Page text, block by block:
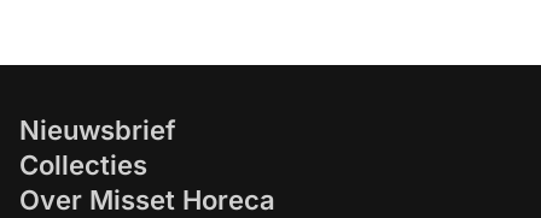
Nieuwsbrief
Collecties
Over Misset Horeca